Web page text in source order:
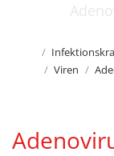
Viren